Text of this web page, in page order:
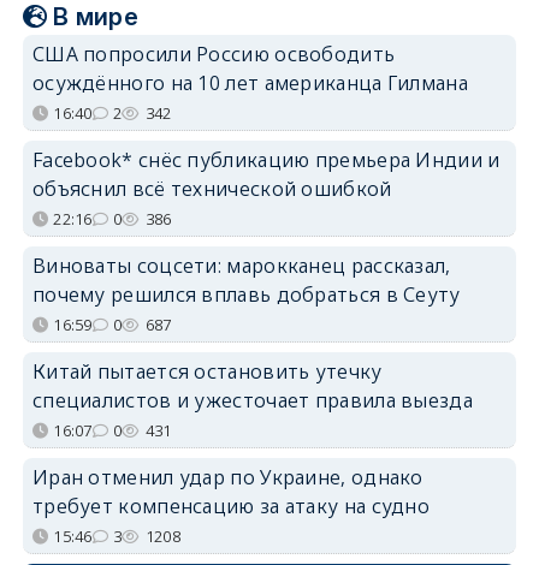
В мире
США попросили Россию освободить
осуждённого на 10 лет американца Гилмана
16:40 2 342
Facebook* снёс публикацию премьера Индии и
объяснил всё технической ошибкой
22:16 0 386
Виноваты соцсети: марокканец рассказал,
почему решился вплавь добраться в Сеуту
16:59 0 687
Китай пытается остановить утечку
специалистов и ужесточает правила выезда
16:07 0 431
Иран отменил удар по Украине, однако
требует компенсацию за атаку на судно
15:46 3 1208